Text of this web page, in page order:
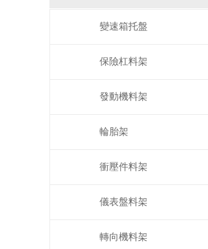
變速箱托盤
保險杠料架
發動機料架
輪胎架
衝壓件料架
儀表盤料架
轉向機料架